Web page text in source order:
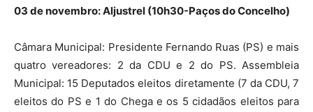
03 de novembro: Aljustrel (10h30-Paços do Concelho)
Câmara Municipal: Presidente Fernando Ruas (PS) e mais
quatro vereadores: 2 da CDU e 2 do PS. Assembleia
Municipal: 15 Deputados eleitos diretamente (7 da CDU, 7
eleitos do PS e 1 do Chega e os 5 cidadãos eleitos para